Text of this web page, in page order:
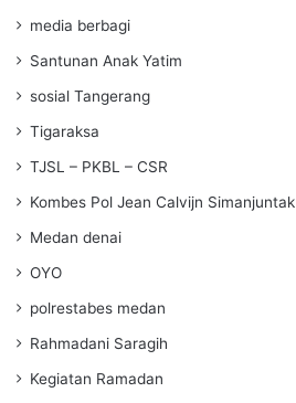
media berbagi
Santunan Anak Yatim
sosial Tangerang
Tigaraksa
TJSL – PKBL – CSR
Kombes Pol Jean Calvijn Simanjuntak
Medan denai
OYO
polrestabes medan
Rahmadani Saragih
Kegiatan Ramadan